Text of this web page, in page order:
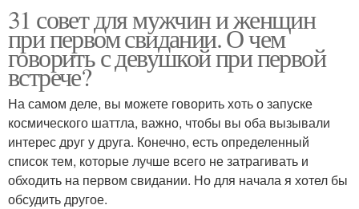
31 совет для мужчин и женщин
при первом свидании. О чем
говорить с девушкой при первой
встрече?
На самом деле, вы можете говорить хоть о запуске
космического шаттла, важно, чтобы вы оба вызывали
интерес друг у друга. Конечно, есть определенный
список тем, которые лучше всего не затрагивать и
обходить на первом свидании. Но для начала я хотел бы
обсудить другое.